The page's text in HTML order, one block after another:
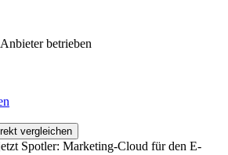
betrieben
vergleichen
Spotler: Marketing-Cloud für den E-